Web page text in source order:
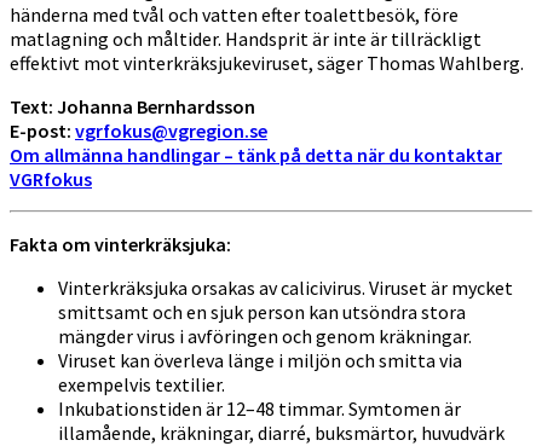
händerna med tvål och vatten efter toalettbesök, före
matlagning och måltider. Handsprit är inte är tillräckligt
effektivt mot vinterkräksjukeviruset, säger Thomas Wahlberg.
Text: Johanna Bernhardsson
E-post: vgrfokus@vgregion.se
Om allmänna handlingar – tänk på detta när du kontaktar
VGRfokus
Fakta om vinterkräksjuka:
Vinterkräksjuka orsakas av calicivirus. Viruset är mycket
smittsamt och en sjuk person kan utsöndra stora
mängder virus i avföringen och genom kräkningar.
Viruset kan överleva länge i miljön och smitta via
exempelvis textilier.
Inkubationstiden är 12–48 timmar. Symtomen är
illamående, kräkningar, diarré, buksmärtor, huvudvärk